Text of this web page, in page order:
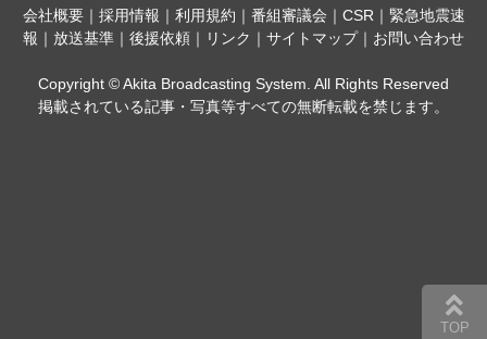
会社概要｜ 採用情報 ｜ 利用規約 ｜ 番組審議会 ｜ CSR｜ 緊急地震速
報 ｜ 放送基準 ｜ 後援依頼 ｜ リンク ｜ サイトマップ｜ お問い合わせ
Copyright © Akita Broadcasting System. All Rights Reserved
掲載されている記事・写真等すべての無断転載を禁じます。